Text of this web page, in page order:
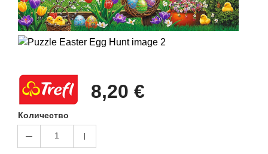
8,20 €
Количество
1